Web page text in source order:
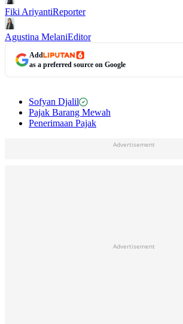
Fiki AriyantiReporter
Agustina MelaniEditor
Add
as a preferred source on Google
Sofyan Djalil
Pajak Barang Mewah
Penerimaan Pajak
Advertisement
Advertisement